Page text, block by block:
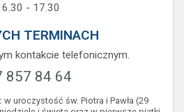
- 17.30
TERMINACH
kontakcie telefonicznym.
857 84 64
w uroczystość św. Piotra i Pawła (29